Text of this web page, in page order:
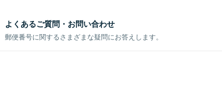
よくあるご質問・お問い合わせ
郵便番号に関するさまざまな疑問にお答えします。